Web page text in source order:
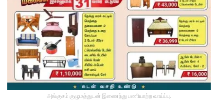
அங்குசம் குழுமத்துடன் இணைந்து பணியாற்ற வாய்ப்பு.